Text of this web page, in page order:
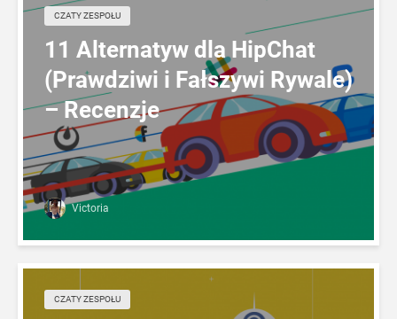
CZATY ZESPOŁU
11 Alternatyw dla HipChat
(Prawdziwi i Fałszywi Rywale)
– Recenzje
Victoria
CZATY ZESPOŁU